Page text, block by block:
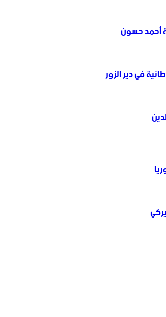
أحمد حسون
في دير الزور